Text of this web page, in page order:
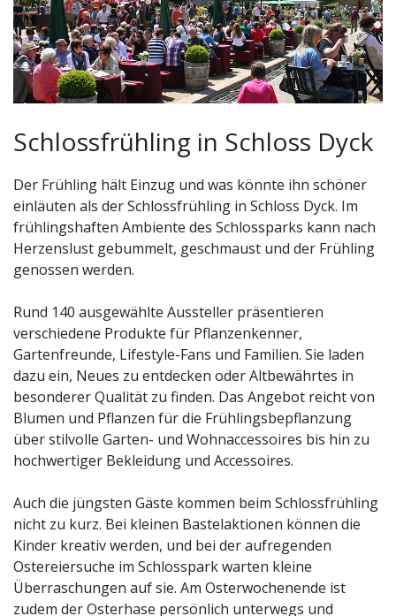
Schlossfrühling in Schloss Dyck
Der Frühling hält Einzug und was könnte ihn schöner
einläuten als der Schlossfrühling in Schloss Dyck. Im
frühlingshaften Ambiente des Schlossparks kann nach
Herzenslust gebummelt, geschmaust und der Frühling
genossen werden.
Rund 140 ausgewählte Aussteller präsentieren
verschiedene Produkte für Pflanzenkenner,
Gartenfreunde, Lifestyle-Fans und Familien. Sie laden
dazu ein, Neues zu entdecken oder Altbewährtes in
besonderer Qualität zu finden. Das Angebot reicht von
Blumen und Pflanzen für die Frühlingsbepflanzung
über stilvolle Garten- und Wohnaccessoires bis hin zu
hochwertiger Bekleidung und Accessoires.
Auch die jüngsten Gäste kommen beim Schlossfrühling
nicht zu kurz. Bei kleinen Bastelaktionen können die
Kinder kreativ werden, und bei der aufregenden
Ostereiersuche im Schlosspark warten kleine
Überraschungen auf sie. Am Osterwochenende ist
zudem der Osterhase persönlich unterwegs und